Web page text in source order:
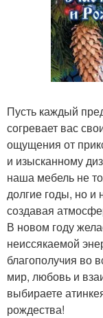
Пусть каждый
согревает вас
ощущения от
и изысканному
наша мебель не
долгие годы, но
создавая
В новом году
неиссякаемой
благополучия во
мир, любовь и
выбираете
рождества!